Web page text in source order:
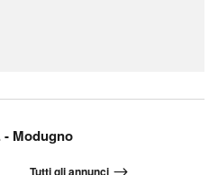
Modugno
Tutti gli annunci